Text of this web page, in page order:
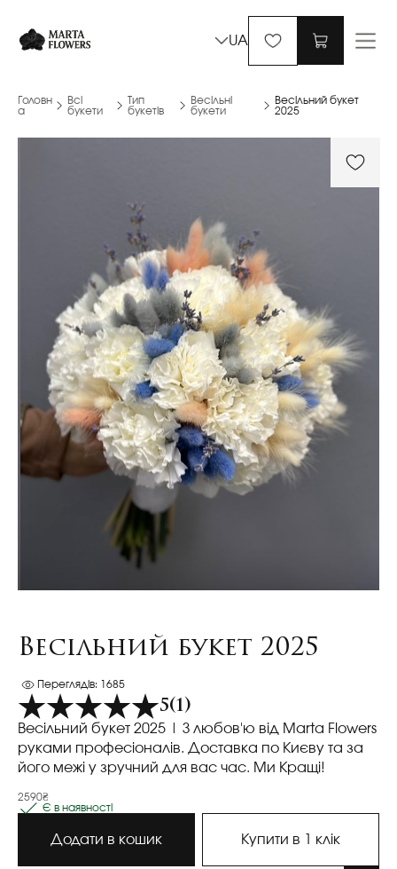
UA
Головн
а
Всі
букети
Тип
букетів
Весільні
букети
Весільний букет
2025
Весільний букет 2025
Переглядів: 1685
5(1)
Весільний букет 2025 | З любов'ю від Marta Flowers
руками професіоналів. Доставка по Києву та за
його межі у зручний для вас час. Ми Кращі!
2590₴
Є в наявності
Додати в кошик Купити в 1 клік